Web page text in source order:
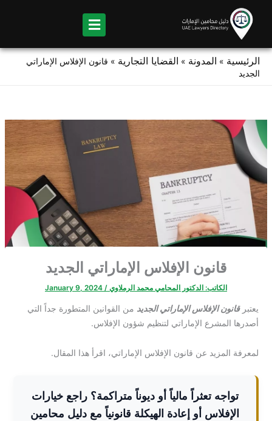
content
الرئيسية » المدونة » القضايا التجارية » قانون الإفلاس الإماراتي
الجديد
قانون الإفلاس الإماراتي الجديد
الكاتب: الدكتور المحامي محمد الرملاوي /
January 9, 2024
يعتبرقانون الإفلاس الإماراتي الجديد من القوانين المتطورة جداً التي
أصدرها المشرع الإماراتي لتنظيم شؤون الإفلاس.
لمعرفة المزيد عن قانون الإفلاس الإماراتي، اقرأ هذا المقال.
تواجه تعثراً مالياً أو ديوناً متراكمة؟ راجع خيارات
الإفلاس أو إعادة الهيكلة قانونياً مع دليل محامين